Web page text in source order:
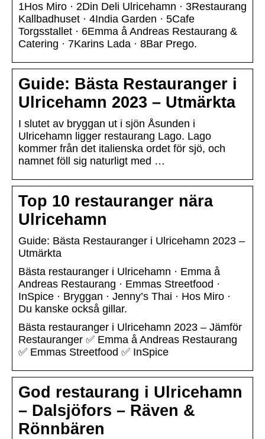
1Hos Miro · 2Din Deli Ulricehamn · 3Restaurang
Kallbadhuset · 4India Garden · 5Cafe
Torgsstallet · 6Emma å Andreas Restaurang &
Catering · 7Karins Lada · 8Bar Prego.
Guide: Bästa Restauranger i
Ulricehamn 2023 – Utmärkta
I slutet av bryggan ut i sjön Åsunden i
Ulricehamn ligger restaurang Lago. Lago
kommer från det italienska ordet för sjö, och
namnet föll sig naturligt med …
Top 10 restauranger nära
Ulricehamn
Guide: Bästa Restauranger i Ulricehamn 2023 –
Utmärkta
Bästa restauranger i Ulricehamn · Emma å
Andreas Restaurang · Emmas Streetfood ·
InSpice · Bryggan · Jenny’s Thai · Hos Miro ·
Du kanske också gillar.
Bästa restauranger i Ulricehamn 2023 – Jämför
Restauranger ✅ Emma å Andreas Restaurang
✅ Emmas Streetfood ✅ InSpice
God restaurang i Ulricehamn
– Dalsjöfors – Räven &
Rönnbären